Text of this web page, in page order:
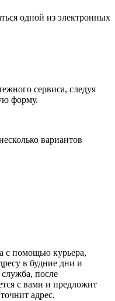
одной из электронных
сервиса, следуя
форму.
вариантов
с помощью курьера,
в будние дни и
после
с вами и предложит
адрес.